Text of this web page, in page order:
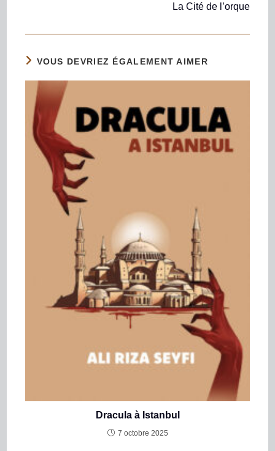
La Cité de l’orque
VOUS DEVRIEZ ÉGALEMENT AIMER
Dracula à Istanbul
7 octobre 2025